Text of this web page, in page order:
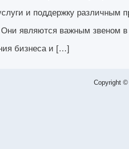
и поддержку различным
Они являются важным звеном
бизнеса и […]
Copyright ©